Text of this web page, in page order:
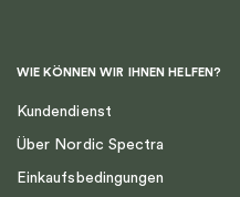
WIE KÖNNEN WIR IHNEN HELFEN?
Kundendienst
Über Nordic Spectra
Einkaufsbedingungen